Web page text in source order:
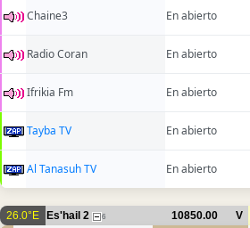
Chaine3 En abierto
Radio Coran En abierto
Ifrikia Fm En abierto
Tayba TV En abierto
Al Tanasuh TV En abierto
26.0°E Es'hail 2 6 10850.00 V